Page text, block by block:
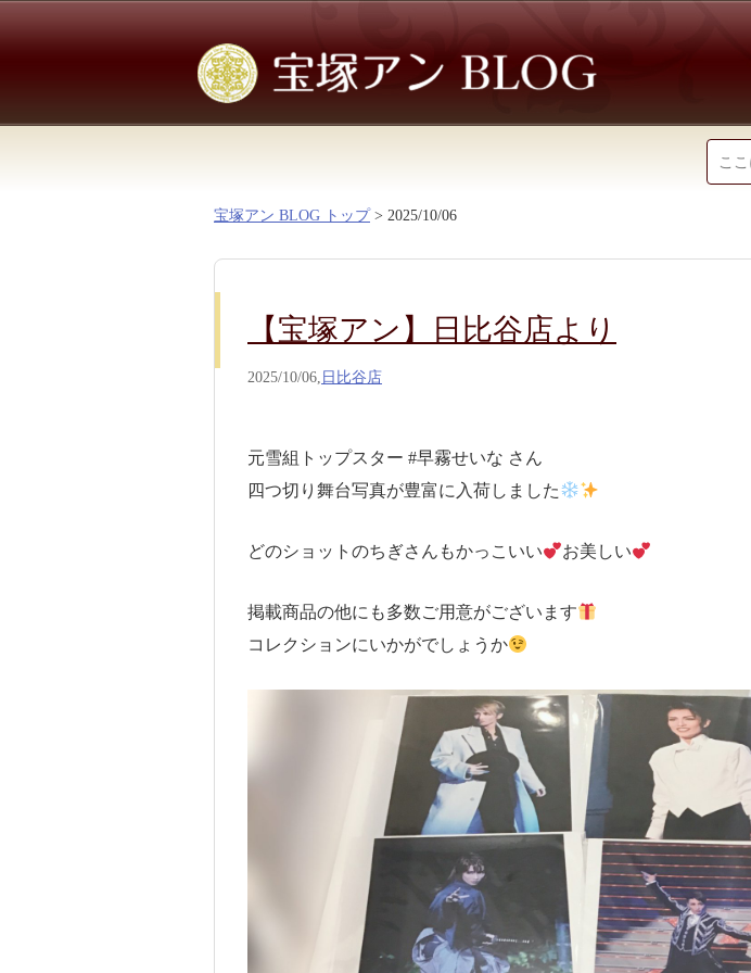
宝塚アン BLOG トップ > 2025/10/06
【宝塚アン】日比谷店より
2025/10/06, 日比谷店
元雪組トップスター #早霧せいな さん
四つ切り舞台写真が豊富に入荷しました
どのショットのちぎさんもかっこいい お美しい
掲載商品の他にも多数ご用意がございます
コレクションにいかがでしょうか